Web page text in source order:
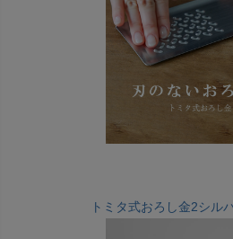
トミタ式おろし金2シル